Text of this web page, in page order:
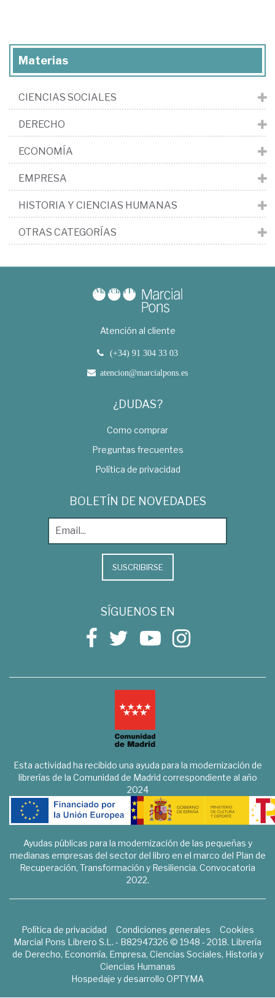
Materias
CIENCIAS SOCIALES
DERECHO
ECONOMÍA
EMPRESA
HISTORIA Y CIENCIAS HUMANAS
OTRAS CATEGORÍAS
Atención al cliente
(+34) 91 304 33 03
atencion@marcialpons.es
¿DUDAS?
Como comprar
Preguntas frecuentes
Política de privacidad
BOLETÍN DE NOVEDADES
SUSCRIBIRSE
SÍGUENOS EN
Esta actividad ha recibido una ayuda para la modernización de
librerías de la Comunidad de Madrid correspondiente al año
2024
Ayudas públicas para la modernización de las pequeñas y
medianas empresas del sector del libro en el marco del Plan de
Recuperación, Transformación y Resiliencia. Convocatoria
2022.
Política de privacidad Condiciones generales
Cookies
Marcial Pons Librero S.L. - B82947326 © 1948 - 2018. Librería
de Derecho, Economía, Empresa, Ciencias Sociales, Historia y
Ciencias Humanas
Hospedaje y desarrollo OPTYMA